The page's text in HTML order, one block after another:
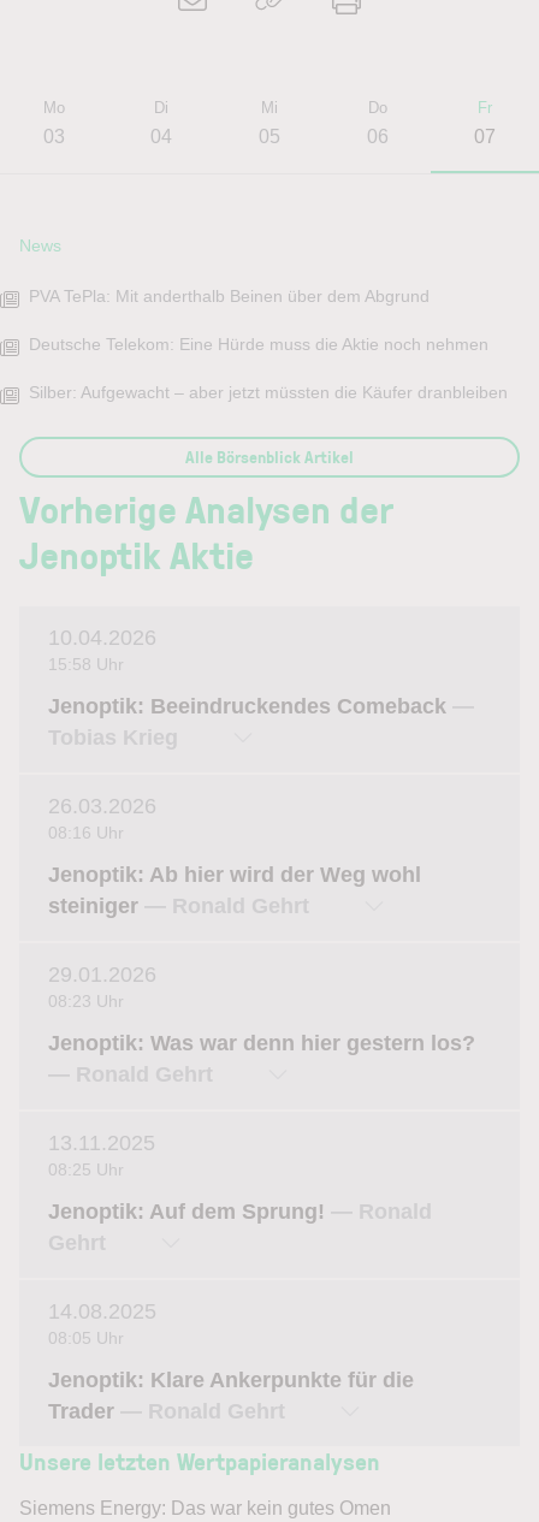
Mo
03
Di
04
Mi
05
Do
06
Fr
07
News
PVA TePla: Mit anderthalb Beinen über dem Abgrund
Deutsche Telekom: Eine Hürde muss die Aktie noch nehmen
Silber: Aufgewacht – aber jetzt müssten die Käufer dranbleiben
Alle Börsenblick Artikel
Vorherige Analysen der
Jenoptik Aktie
10.04.2026
15:58 Uhr
Jenoptik: Beeindruckendes Comeback —
Tobias Krieg
26.03.2026
08:16 Uhr
Jenoptik: Ab hier wird der Weg wohl
steiniger — Ronald Gehrt
29.01.2026
08:23 Uhr
Jenoptik: Was war denn hier gestern los?
— Ronald Gehrt
13.11.2025
08:25 Uhr
Jenoptik: Auf dem Sprung! — Ronald
Gehrt
14.08.2025
08:05 Uhr
Jenoptik: Klare Ankerpunkte für die
Trader — Ronald Gehrt
Unsere letzten Wertpapieranalysen
Siemens Energy: Das war kein gutes Omen